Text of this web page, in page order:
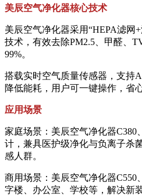
美辰空气净化器核心技术
美辰空气净化器采用“HEPA滤网
技术，有效去除PM2.5、甲醛、
99%。
搭载实时空气质量传感器，支持
降低能耗，用户可一键操作，省
应用场景
家庭场景：美辰空气净化器C380
计，兼具医护级净化与负离子杀
感人群。
商用场景：美辰空气净化器C550
字楼、办公室、学校等，解决新